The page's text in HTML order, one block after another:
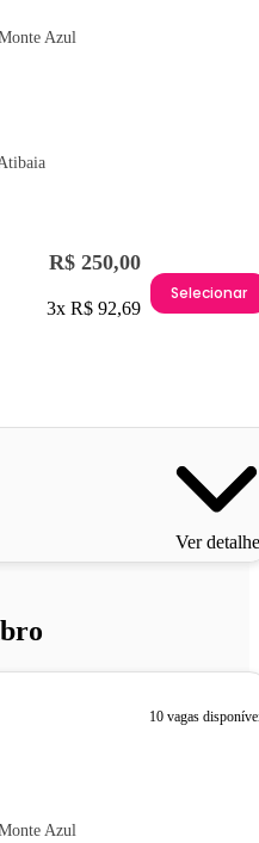
Azul
R$ 250,00
3x R$ 92,69
Selecionar
Ver
10 vagas
Azul